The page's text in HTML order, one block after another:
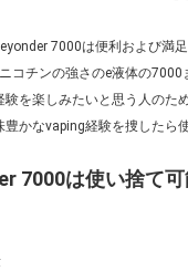
7000は便利および満
コチンの強さのe液体の
を楽しみたいと思う人のた
かなvaping経験を捜したら
7000は使い捨て